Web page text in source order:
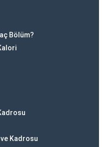
Bölüm?
Kadrosu